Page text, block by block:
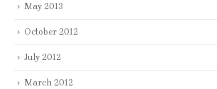
May 2013
October 2012
July 2012
March 2012